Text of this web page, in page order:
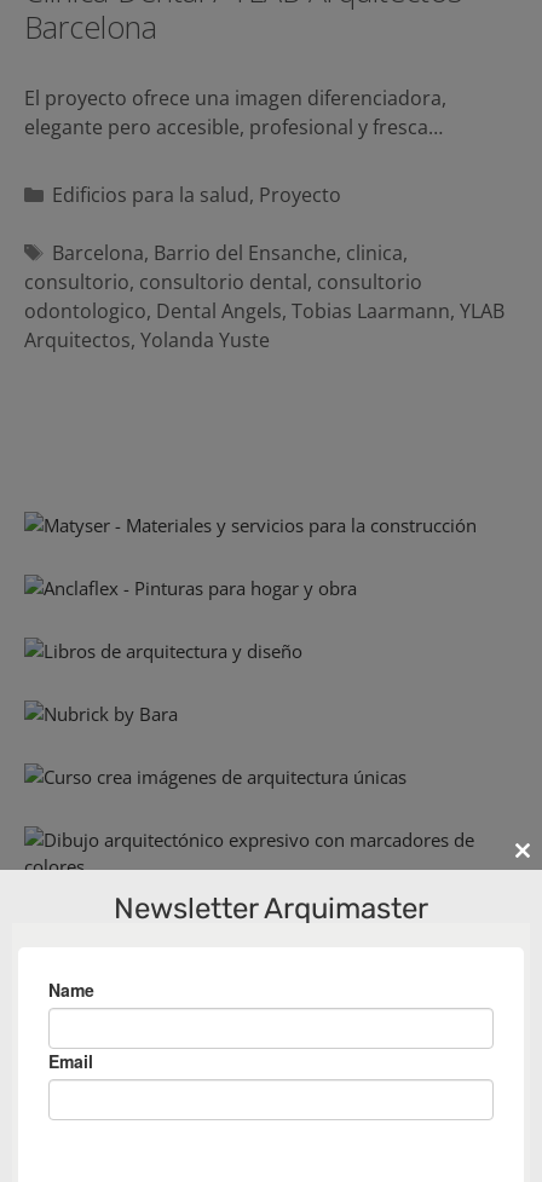
Barcelona
El proyecto ofrece una imagen diferenciadora,
elegante pero accesible, profesional y fresca…
Categorías
Edificios para la salud, Proyecto
Etiquetas
Barcelona, Barrio del Ensanche, clinica,
consultorio, consultorio dental, consultorio
odontologico, Dental Angels, Tobias Laarmann, YLAB
Arquitectos, Yolanda Yuste
Newsletter Arquimaster